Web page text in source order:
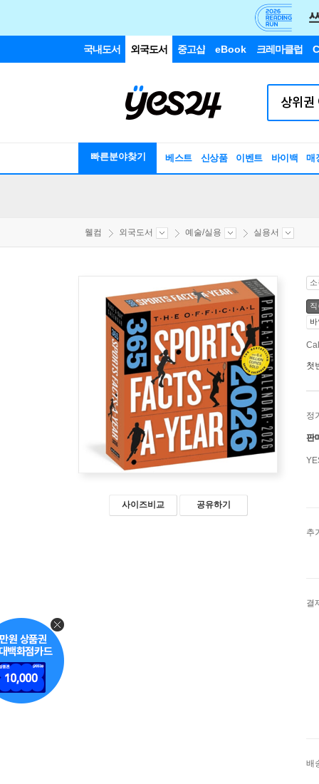
국내도서 외국도서 중고샵 eBook 크레마클럽
빠른분야찾기 베스트 신상품 이벤트 바이백 매
웰컴 외국도서 예술/실용 실용서
사이즈비교 공유하기
첫
정
판
추
결
배